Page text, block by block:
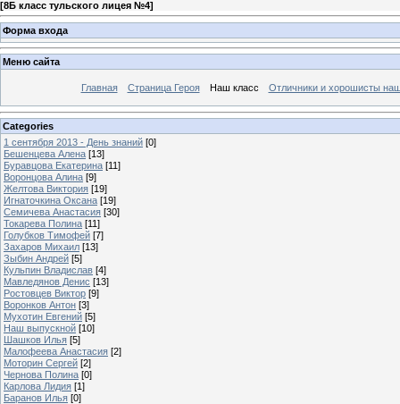
[8Б класс тульского лицея №4]
Форма входа
Меню сайта
Главная Страница Героя Наш класс Отличники и хорошисты
Categories
1 сентября 2013 - День знаний [0]
Бешенцева Алена [13]
Буравцова Екатерина [11]
Воронцова Алина [9]
Желтова Виктория [19]
Игнаточкина Оксана [19]
Семичева Анастасия [30]
Токарева Полина [11]
Голубков Тимофей [7]
Захаров Михаил [13]
Зыбин Андрей [5]
Кульпин Владислав [4]
Мавледянов Денис [13]
Ростовцев Виктор [9]
Воронков Антон [3]
Мухотин Евгений [5]
Наш выпускной [10]
Шашков Илья [5]
Малофеева Анастасия [2]
Моторин Сергей [2]
Чернова Полина [0]
Карлова Лидия [1]
Баранов Илья [0]